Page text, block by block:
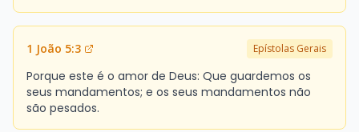
1 João 5:3 Epístolas Gerais
Porque este é o amor de Deus: Que guardemos os
seus mandamentos; e os seus mandamentos não
são pesados.